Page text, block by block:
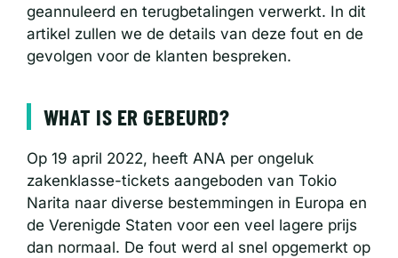
geannuleerd en terugbetalingen verwerkt. In dit
artikel zullen we de details van deze fout en de
gevolgen voor de klanten bespreken.
WHAT IS ER GEBEURD?
Op 19 april 2022, heeft ANA per ongeluk
zakenklasse-tickets aangeboden van Tokio
Narita naar diverse bestemmingen in Europa en
de Verenigde Staten voor een veel lagere prijs
dan normaal. De fout werd al snel opgemerkt op